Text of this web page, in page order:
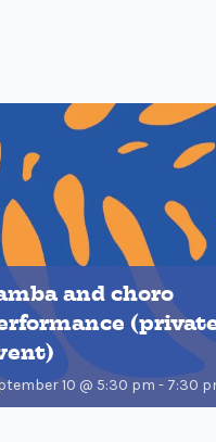
and choro
10 @ 5:30 pm - 7:30